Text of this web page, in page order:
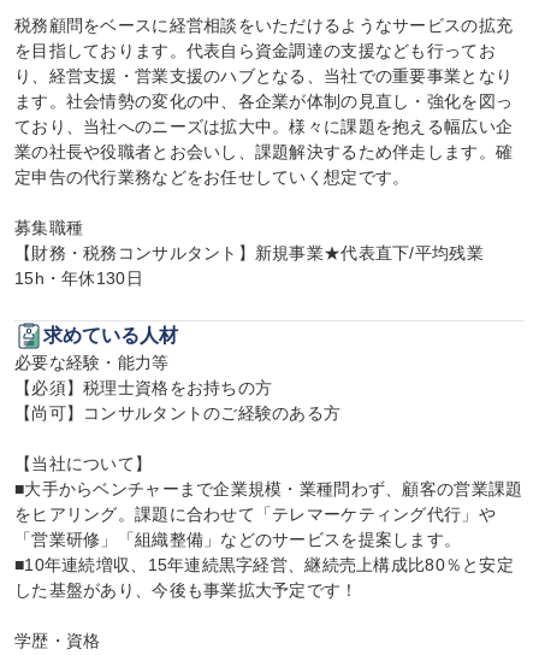
税務顧問をベースに経営相談をいただけるようなサービスの拡充
を目指しております。代表自ら資金調達の支援なども行ってお
り、経営支援・営業支援のハブとなる、当社での重要事業となり
ます。社会情勢の変化の中、各企業が体制の見直し・強化を図っ
ており、当社へのニーズは拡大中。様々に課題を抱える幅広い企
業の社長や役職者とお会いし、課題解決するため伴走します。確
定申告の代行業務などをお任せしていく想定です。
募集職種
【財務・税務コンサルタント】新規事業★代表直下/平均残業
15h・年休130日
求めている人材
必要な経験・能力等
【必須】税理士資格をお持ちの方
【尚可】コンサルタントのご経験のある方
【当社について】
■大手からベンチャーまで企業規模・業種問わず、顧客の営業課題
をヒアリング。課題に合わせて「テレマーケティング代行」や
「営業研修」「組織整備」などのサービスを提案します。
■10年連続増収、15年連続黒字経営、継続売上構成比80％と安定
した基盤があり、今後も事業拡大予定です！
学歴・資格